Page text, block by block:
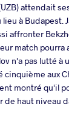
attendait
à Budapest.
affronter
match
n'a pas lutté
aux
montré qu'il
haut niveau